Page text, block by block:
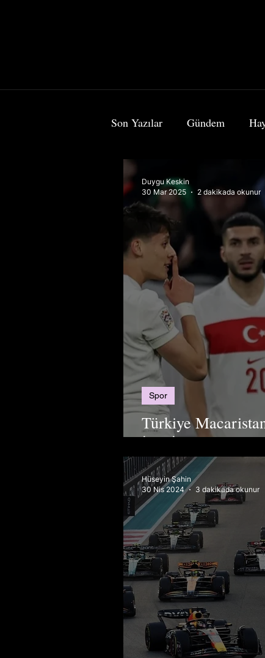
Son Yazılar Gündem
Türkiye
İçin İlk Adım
Spor
Duygu Keskin
30 Mar 2025
2 dakikada okunur
Hüseyin Şahin
30 Nis 2024
3 dakikada okunur